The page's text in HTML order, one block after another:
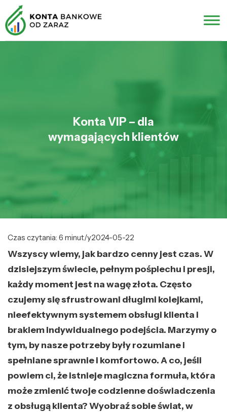
Konta VIP – dla
wymagających klientów
Czas czytania: 6 minut/y2024-05-22
Wszyscy wiemy, jak bardzo cenny jest czas. W
dzisiejszym świecie, pełnym pośpiechu i presji,
każdy moment jest na wagę złota. Często
czujemy się sfrustrowani długimi kolejkami,
nieefektywnym systemem obsługi klienta i
brakiem indywidualnego podejścia. Marzymy o
tym, by nasze potrzeby były rozumiane i
spełniane sprawnie i komfortowo. A co, jeśli
powiem ci, że istnieje magiczna formuła, która
może zmienić twoje codzienne doświadczenia
z obsługą klienta? Wyobraź sobie świat, w